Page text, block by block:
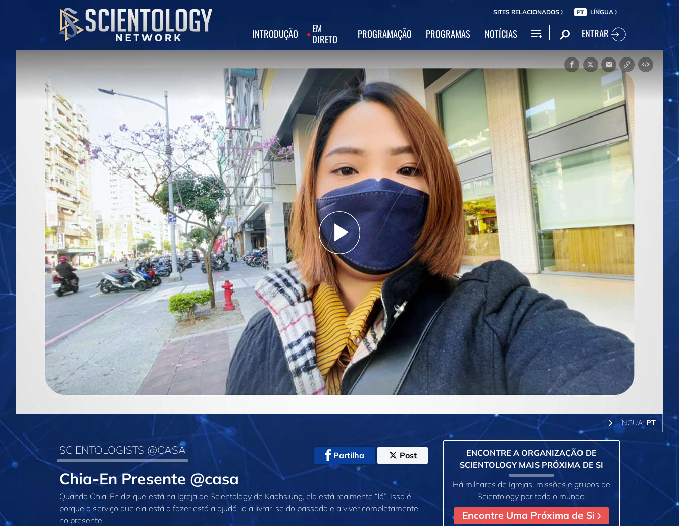
SITES RELACIONADOS PT LÍNGUA
INTRODUÇÃO
EM
DIRETO
PROGRAMAÇÃO PROGRAMAS NOTÍCIAS ENTRAR
Play
Video
LÍNGUA: PT
SCIENTOLOGISTS @CASA Partilha Post
Chia‑En Presente @casa
Quando Chia‑En diz que está na Igreja de Scientology de Kaohsiung, ela está realmente “lá”. Isso é
porque o serviço que ela está a fazer está a ajudá‑la a livrar‑se do passado e a viver completamente
no presente.
ENCONTRE A ORGANIZAÇÃO DE
SCIENTOLOGY MAIS PRÓXIMA DE SI
Há milhares de Igrejas, missões e grupos de
Scientology por todo o mundo.
Encontre Uma Próxima de Si